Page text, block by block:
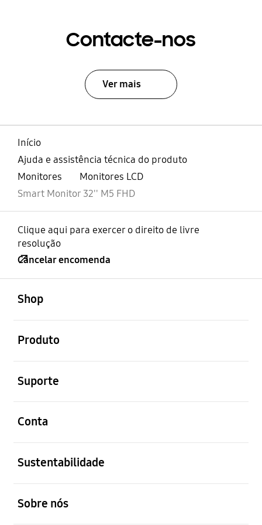
Contacte-nos
Ver mais
Início
Ajuda e assistência técnica do produto
Monitores
Monitores LCD
Smart Monitor 32'' M5 FHD
Clique aqui para exercer o direito de livre
resolução
Cancelar encomenda
Shop
Produto
Suporte
Conta
Sustentabilidade
Sobre nós